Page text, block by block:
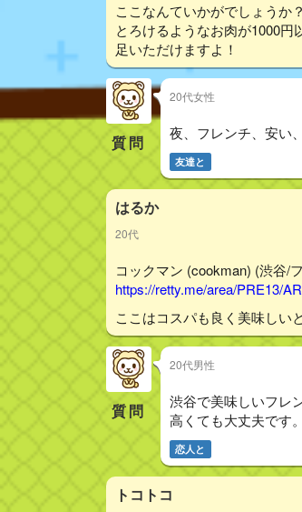
ここなんていかがでしょうか？
とろけるようなお肉が1000
足いただけますよ！
質問
20代女性
夜、フレンチ、安い
友達と
はるか
20代
コックマン (cookman) (渋谷/
https://retty.me/area/PRE13/
ここはコスパも良く美味しい
質問
20代男性
渋谷で美味しいフレ
高くても大丈夫です。
恋人と
トコトコ